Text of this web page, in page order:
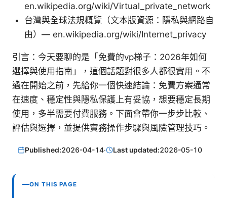
en.wikipedia.org/wiki/Virtual_private_network
台灣與全球法規概覽（文本版資源：隱私與網路自
由）— en.wikipedia.org/wiki/Internet_privacy
引言：今天要聊的是「免費的vp梯子：2026年如何
選擇與使用指南」，這個話題對很多人都很實用。不
過在開始之前，先給你一個快速結論：免費方案通常
在速度、穩定性與隱私保護上有妥協，想要穩定長期
使用，多半需要付費服務。下面會帶你一步步比較、
評估與選擇，並提供實務操作步驟與風險管理技巧。
Published:2026-04-14· Last updated:2026-05-10
ON THIS PAGE